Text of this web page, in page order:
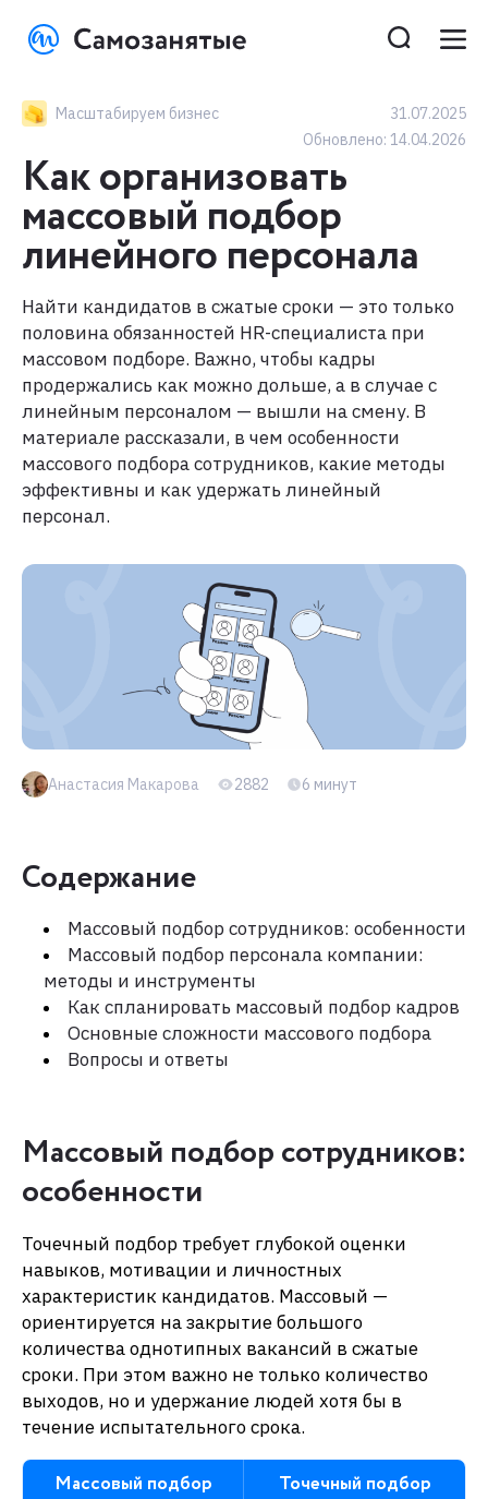
Масштабируем бизнес
31.07.2025
Обновлено: 14.04.2026
Как организовать
массовый подбор
линейного персонала
Найти кандидатов в сжатые сроки — это только
половина обязанностей HR-специалиста при
массовом подборе. Важно, чтобы кадры
продержались как можно дольше, а в случае с
линейным персоналом — вышли на смену. В
материале рассказали, в чем особенности
массового подбора сотрудников, какие методы
эффективны и как удержать линейный
персонал.
Анастасия Макарова 2882 6 минут
Содержание
Массовый подбор сотрудников: особенности
Массовый подбор персонала компании:
методы и инструменты
Как спланировать массовый подбор кадров
Основные сложности массового подбора
Вопросы и ответы
Массовый подбор сотрудников:
особенности
Точечный подбор требует глубокой оценки
навыков, мотивации и личностных
характеристик кандидатов. Массовый —
ориентируется на закрытие большого
количества однотипных вакансий в сжатые
сроки. При этом важно не только количество
выходов, но и удержание людей хотя бы в
течение испытательного срока.
Массовый подбор Точечный подбор